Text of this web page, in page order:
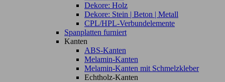
Dekore: Holz
Dekore: Stein | Beton | Metall
CPL/HPL-Verbundelemente
Spanplatten furniert
Kanten
ABS-Kanten
Melamin-Kanten
Melamin-Kanten mit Schmelzkleber
Echtholz-Kanten